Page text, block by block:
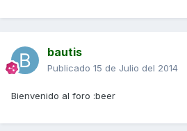
bautis
Publicado 15 de Julio del 2014
Bienvenido al foro :beer